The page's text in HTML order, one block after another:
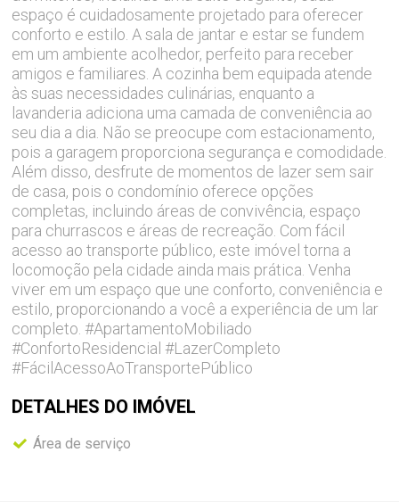
espaço é cuidadosamente projetado para oferecer
conforto e estilo. A sala de jantar e estar se fundem
em um ambiente acolhedor, perfeito para receber
amigos e familiares. A cozinha bem equipada atende
às suas necessidades culinárias, enquanto a
lavanderia adiciona uma camada de conveniência ao
seu dia a dia. Não se preocupe com estacionamento,
pois a garagem proporciona segurança e comodidade.
Além disso, desfrute de momentos de lazer sem sair
de casa, pois o condomínio oferece opções
completas, incluindo áreas de convivência, espaço
para churrascos e áreas de recreação. Com fácil
acesso ao transporte público, este imóvel torna a
locomoção pela cidade ainda mais prática. Venha
viver em um espaço que une conforto, conveniência e
estilo, proporcionando a você a experiência de um lar
completo. #ApartamentoMobiliado
#ConfortoResidencial #LazerCompleto
#FácilAcessoAoTransportePúblico
DETALHES DO IMÓVEL
Área de serviço